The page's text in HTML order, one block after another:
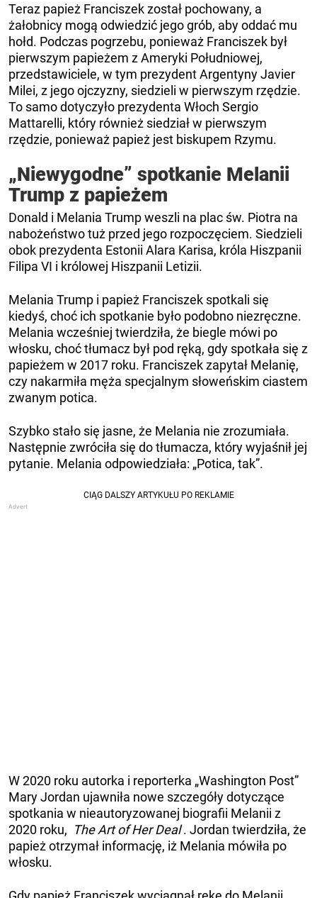
Teraz papież Franciszek został pochowany, a
żałobnicy mogą odwiedzić jego grób, aby oddać mu
hołd. Podczas pogrzebu, ponieważ Franciszek był
pierwszym papieżem z Ameryki Południowej,
przedstawiciele, w tym prezydent Argentyny Javier
Milei, z jego ojczyzny, siedzieli w pierwszym rzędzie.
To samo dotyczyło prezydenta Włoch Sergio
Mattarelli, który również siedział w pierwszym
rzędzie, ponieważ papież jest biskupem Rzymu.
„Niewygodne” spotkanie Melanii
Trump z papieżem
Donald i Melania Trump weszli na plac św. Piotra na
nabożeństwo tuż przed jego rozpoczęciem. Siedzieli
obok prezydenta Estonii Alara Karisa, króla Hiszpanii
Filipa VI i królowej Hiszpanii Letizii.
Melania Trump i papież Franciszek spotkali się
kiedyś, choć ich spotkanie było podobno niezręczne.
Melania wcześniej twierdziła, że ​​biegle mówi po
włosku, choć tłumacz był pod ręką, gdy spotkała się z
papieżem w 2017 roku. Franciszek zapytał Melanię,
czy nakarmiła męża specjalnym słoweńskim ciastem
zwanym potica.
Szybko stało się jasne, że Melania nie zrozumiała.
Następnie zwróciła się do tłumacza, który wyjaśnił jej
pytanie. Melania odpowiedziała: „Potica, tak”.
W 2020 roku autorka i reporterka „Washington Post”
Mary Jordan ujawniła nowe szczegóły dotyczące
spotkania w nieautoryzowanej biografii Melanii z
2020 roku, The Art of Her Deal. Jordan twierdziła, że
​​papież otrzymał informację, iż Melania mówiła po
włosku.